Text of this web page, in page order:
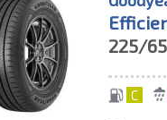
225/
C